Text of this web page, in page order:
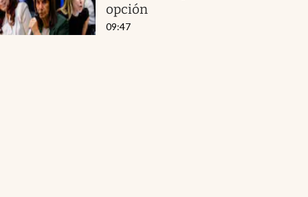
opción
09:47